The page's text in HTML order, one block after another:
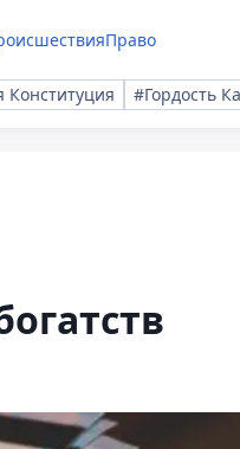
Право
Конституция #Гордость